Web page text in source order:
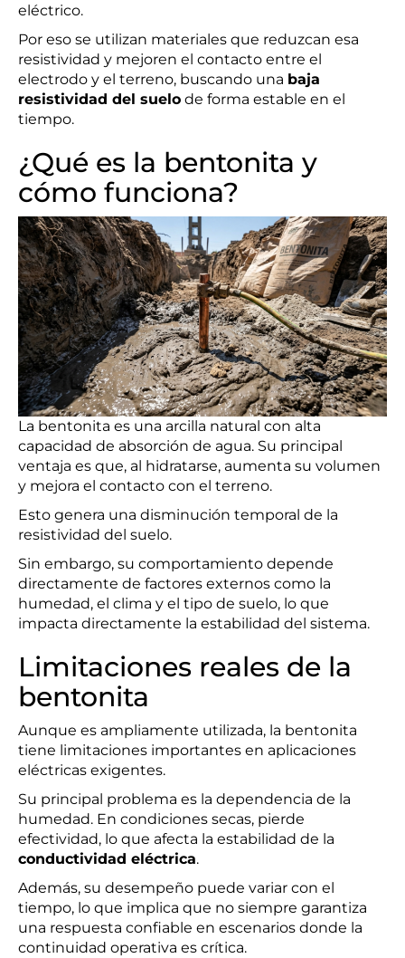
eléctrico.
Por eso se utilizan materiales que reduzcan esa
resistividad y mejoren el contacto entre el
electrodo y el terreno, buscando una baja
resistividad del suelo de forma estable en el
tiempo.
¿Qué es la bentonita y
cómo funciona?
La bentonita es una arcilla natural con alta
capacidad de absorción de agua. Su principal
ventaja es que, al hidratarse, aumenta su volumen
y mejora el contacto con el terreno.
Esto genera una disminución temporal de la
resistividad del suelo.
Sin embargo, su comportamiento depende
directamente de factores externos como la
humedad, el clima y el tipo de suelo, lo que
impacta directamente la estabilidad del sistema.
Limitaciones reales de la
bentonita
Aunque es ampliamente utilizada, la bentonita
tiene limitaciones importantes en aplicaciones
eléctricas exigentes.
Su principal problema es la dependencia de la
humedad. En condiciones secas, pierde
efectividad, lo que afecta la estabilidad de la
conductividad eléctrica.
Además, su desempeño puede variar con el
tiempo, lo que implica que no siempre garantiza
una respuesta confiable en escenarios donde la
continuidad operativa es crítica.